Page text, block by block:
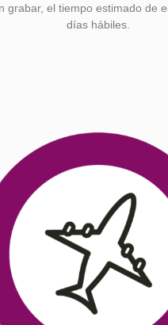
grabar, el tiempo estimado de
días hábiles.